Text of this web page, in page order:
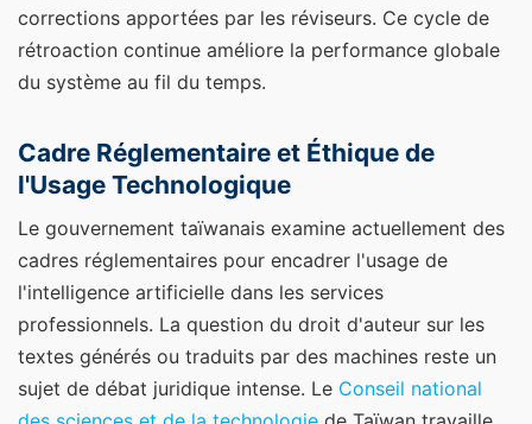
corrections apportées par les réviseurs. Ce cycle de
rétroaction continue améliore la performance globale
du système au fil du temps.
Cadre Réglementaire et Éthique de
l'Usage Technologique
Le gouvernement taïwanais examine actuellement des
cadres réglementaires pour encadrer l'usage de
l'intelligence artificielle dans les services
professionnels. La question du droit d'auteur sur les
textes générés ou traduits par des machines reste un
sujet de débat juridique intense. Le Conseil national